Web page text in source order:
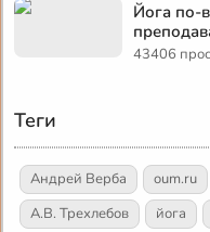
Йога по-
43406
Теги
Андрей Верба oum.ru
А.В. Трехлебов
йога